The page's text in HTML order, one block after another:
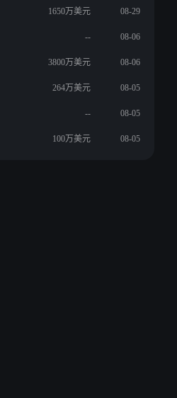
1650万美元 08-29
-- 08-06
3800万美元 08-06
264万美元 08-05
-- 08-05
100万美元 08-05